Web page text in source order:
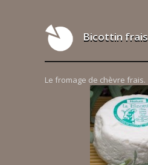
Bicottin frais
Le fromage de chèvre frais.